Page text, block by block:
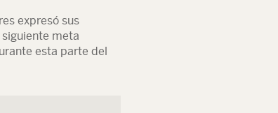
expresó sus
meta
esta parte del